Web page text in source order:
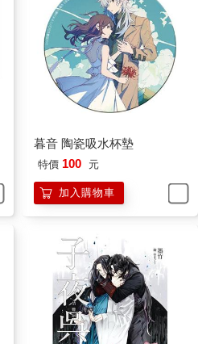
詳的斷句，別有深意地看了他一
，一劍刺了過來。
火族赤皇熾翼相提並論，他的力
傷，這一劍的鋒芒還是讓太淵慌
就看見赤皇熾翼站到了太淵身
虹的長劍捲了過去。
火紅的長鞭，一端握在熾翼手
的方向，讓他踉蹌著朝衝前出了
捆綁住了身體，幾乎用不上半分
，眼前湧上一片猩紅的顏色。他
的手掌，看到了和自己近在咫尺
暮音 陶瓷吸水杯墊
特價 100 元
加入購物車